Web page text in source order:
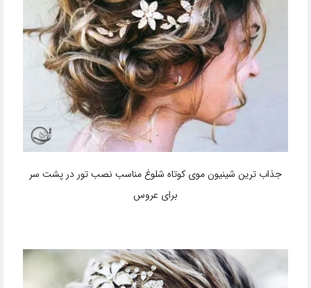
جذاب ترین شینیون موی کوتاه شلوغ مناسب نصب تور در پشت سر
برای عروس